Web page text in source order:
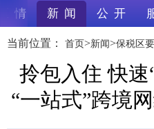
情 新 闻 公 开
当前位置： 首页>新闻>保税区
拎包入住 快速
“一站式”跨境